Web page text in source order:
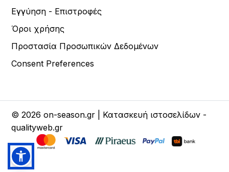
Εγγύηση - Επιστροφές
Όροι χρήσης
Προστασία Προσωπικών Δεδομένων
Consent Preferences
© 2026 on-season.gr | Κατασκευή ιστοσελίδων -
qualityweb.gr